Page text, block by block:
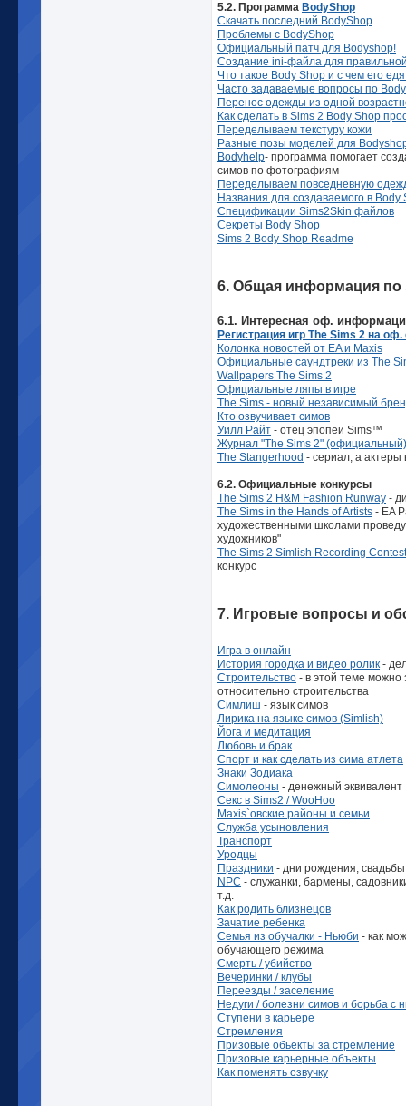
5.2. Программа BodyShop
Скачать последний BodyShop
Проблемы с BodyShop
Официальный патч для Bodyshop!
Создание ini-файла для
Что такое Body Shop и с чем его
Часто задаваемые вопросы по
Перенос одежды из одной
Как сделать в Sims 2 Body Shop
Переделываем текстуру кожи
Разные позы моделей для
Bodyhelp- программа помогает
симов по фотографиям
Переделываем повседневную
Названия для создаваемого в
Спецификации Sims2Skin файлов
Секреты Body Shop
Sims 2 Body Shop Readme
6. Общая информация по
6.1. Интересная оф.
Регистрация игр The Sims 2 на оф.
Колонка новостей от EA и Maxis
Официальные саундтреки из The
Wallpapers The Sims 2
Официальные ляпы в игре
The Sims - новый независимый
Кто озвучивает симов
Уилл Райт - отец эпопеи Sims™
Журнал "The Sims 2" (официальный)
The Stangerhood - сериал, а
6.2. Официальные конкурсы
The Sims 2 H&M Fashion Runway -
The Sims in the Hands of Artists - EA
художественными школами
художников"
The Sims 2 Simlish Recording Contest
конкурс
7. Игровые вопросы и
Игра в онлайн
История городка и видео ролик -
Строительство - в этой теме можно
относительно строительства
Симлиш - язык симов
Лирика на языке симов (Simlish)
Йога и медитация
Любовь и брак
Спорт и как сделать из сима атлета
Знаки Зодиака
Симолеоны - денежный эквивалент
Секс в Sims2 / WooHoo
Maxis`овские районы и семьи
Служба усыновления
Транспорт
Уродцы
Праздники - дни рождения, свадьбы
NPC - служанки, бармены,
т.д.
Как родить близнецов
Зачатие ребенка
Семья из обучалки - Ньюби - как
обучающего режима
Смерть / убийство
Вечеринки / клубы
Переезды / заселение
Недуги / болезни симов и борьба с
Ступени в карьере
Стремления
Призовые обьекты за стремление
Призовые карьерные объекты
Как поменять озвучку